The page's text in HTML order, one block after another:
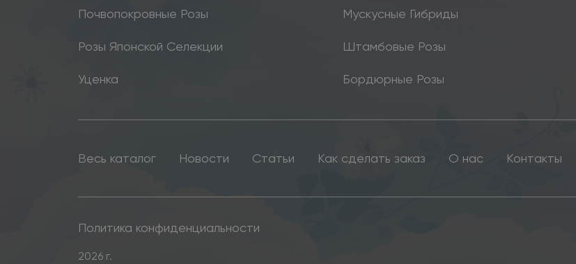
Почвопокровные Розы Мускусные Гибриды
Розы Японской Селекции Штамбовые Розы
Уценка Бордюрные Розы
Весь каталог Новости Статьи Как сделать заказ О нас Контакты
Политика конфиденциальности
2026 г.